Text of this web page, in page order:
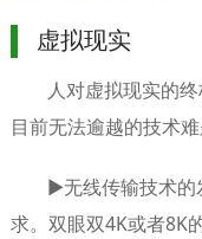
虚拟现实
人对虚拟现实的
目前无法逾越的技术难
▶无线传输技术的
求。双眼双4K或者8K